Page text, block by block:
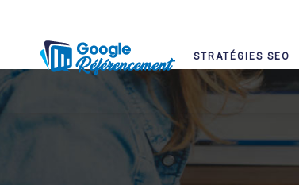
STRATÉGIES SEO